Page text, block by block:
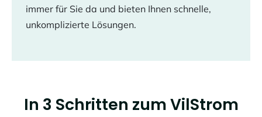
immer für Sie da und bieten Ihnen schnelle,
unkomplizierte Lösungen.
In 3 Schritten zum VilStrom